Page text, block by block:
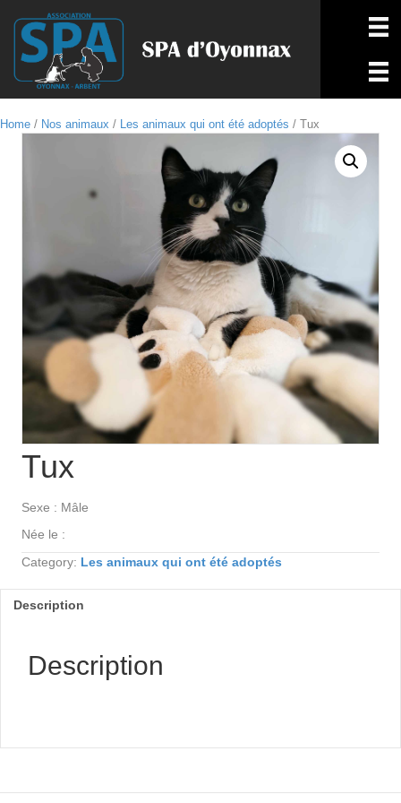
Home / Nos animaux / Les animaux qui ont été adoptés / Tux
Tux
Sexe : Mâle
Née le :
Category: Les animaux qui ont été adoptés
Description
Description